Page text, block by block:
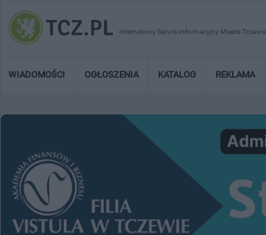
Internetowy Serwis Informacyjny Miasta Tczewa
WIADOMOŚCI OGŁOSZENIA KATALOG REKLAMA